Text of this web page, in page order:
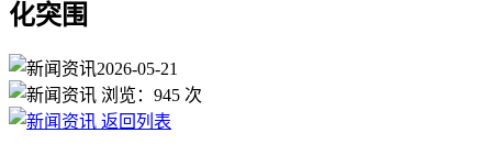
化突围
2026-05-21
浏览： 945 次
返回列表